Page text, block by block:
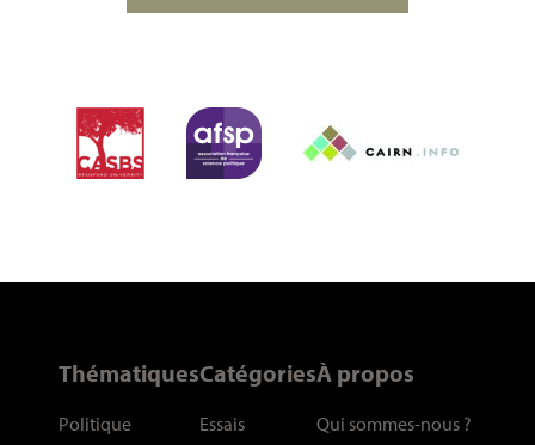
Thématiques
Politique
Catégories
Essais
À propos
Qui sommes-nous ?